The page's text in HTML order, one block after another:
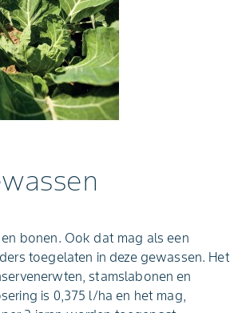
bonen. Ook dat mag als een
toegelaten in deze gewassen. Het
stamslabonen en
is 0,375 l/ha en het mag,